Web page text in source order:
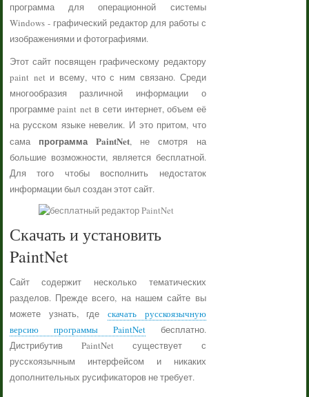
программа для операционной системы
Windows - графический редактор для работы с
изображениями и фотографиями.
Этот сайт посвящен графическому редактору
paint net и всему, что с ним связано. Среди
многообразия различной информации о
программе paint net в сети интернет, объем её
на русском языке невелик. И это притом, что
сама программа PaintNet, не смотря на
большие возможности, является бесплатной.
Для того чтобы восполнить недостаток
информации был создан этот сайт.
Скачать и установить
PaintNet
Сайт содержит несколько тематических
разделов. Прежде всего, на нашем сайте вы
можете узнать, где скачать русскоязычную
версию программы PaintNetбесплатно.
Дистрибутив PaintNet существует с
русскоязычным интерфейсом и никаких
дополнительных русификаторов не требует.